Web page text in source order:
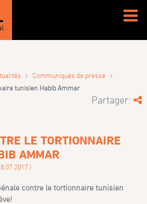
› Communiqués de presse ›
tunisien Habib Ammar
Partager:
LE TORTIONNAIRE
AMMAR
)
contre le tortionnaire tunisien